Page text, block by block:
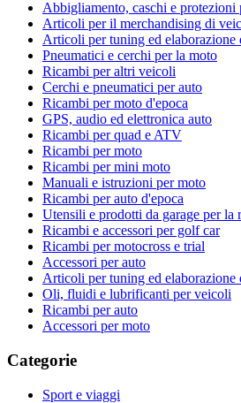
Abbigliamento, caschi e
Articoli per il merchandising di
Articoli per tuning ed elaborazione
Pneumatici e cerchi per la moto
Ricambi per altri veicoli
Cerchi e pneumatici per auto
Ricambi per moto d'epoca
GPS, audio ed elettronica auto
Ricambi per quad e ATV
Ricambi per moto
Ricambi per mini moto
Manuali e istruzioni per moto
Ricambi per auto d'epoca
Utensili e prodotti da garage per la
Ricambi e accessori per golf car
Ricambi per motocross e trial
Accessori per auto
Articoli per tuning ed elaborazione
Oli, fluidi e lubrificanti per veicoli
Ricambi per auto
Accessori per moto
Categorie
Sport e viaggi